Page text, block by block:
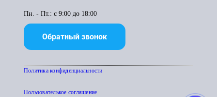
Пн. - Пт.: с 9:00 до 18:00
Обратный звонок
Политика конфиденциальности
Пользователькое соглашение